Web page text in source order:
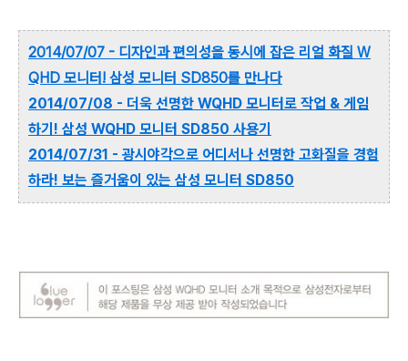
2014/07/07 - 디자인과 편의성을 동시에 잡은 리얼 화질 W
QHD 모니터! 삼성 모니터 SD850를 만나다
2014/07/08 - 더욱 선명한 WQHD 모니터로 작업 & 게임
하기! 삼성 WQHD 모니터 SD850 사용기
2014/07/31 - 광시야각으로 어디서나 선명한 고화질을 경험
하라! 보는 즐거움이 있는 삼성 모니터 SD850